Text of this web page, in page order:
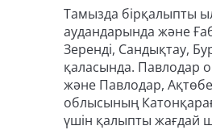
Тамызда бірқалыпты
аудандарында және
Зеренді, Сандықтау,
қаласында. Павлодар
және Павлодар,
облысының
үшін қалыпты жағдай